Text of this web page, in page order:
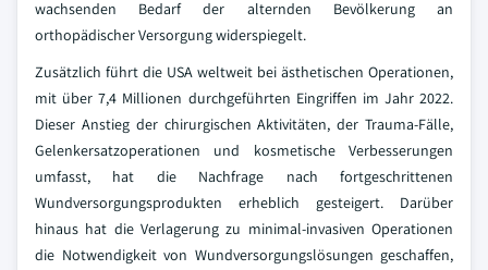
wachsenden Bedarf der alternden Bevölkerung an
orthopädischer Versorgung widerspiegelt.
Zusätzlich führt die USA weltweit bei ästhetischen Operationen,
mit über 7,4 Millionen durchgeführten Eingriffen im Jahr 2022.
Dieser Anstieg der chirurgischen Aktivitäten, der Trauma-Fälle,
Gelenkersatzoperationen und kosmetische Verbesserungen
umfasst, hat die Nachfrage nach fortgeschrittenen
Wundversorgungsprodukten erheblich gesteigert. Darüber
hinaus hat die Verlagerung zu minimal-invasiven Operationen
die Notwendigkeit von Wundversorgungslösungen geschaffen,